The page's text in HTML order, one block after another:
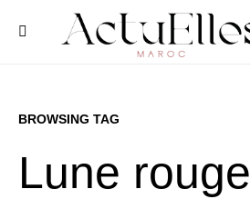
BROWSING TAG
Lune rouge